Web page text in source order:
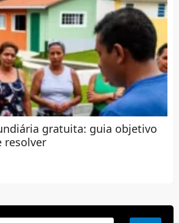
gratuita: guia objetivo
resolver